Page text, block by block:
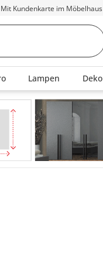
Kundenkarte im Möbelhaus
Lampen Deko